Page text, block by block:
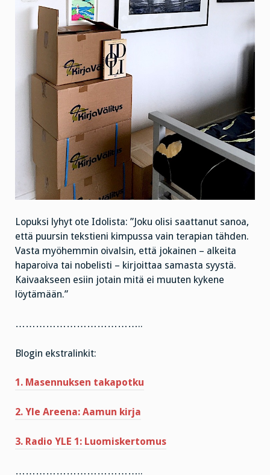
Lopuksi lyhyt ote Idolista: ”Joku olisi saattanut sanoa,
että puursin tekstieni kimpussa vain terapian tähden.
Vasta myöhemmin oivalsin, että jokainen – alkeita
haparoiva tai nobelisti – kirjoittaa samasta syystä.
Kaivaakseen esiin jotain mitä ei muuten kykene
löytämään.”
………………………………..
Blogin ekstralinkit:
1. Masennuksen takapotku
2. Yle Areena: Aamun kirja
3. Radio YLE 1: Luomiskertomus
………………………………..